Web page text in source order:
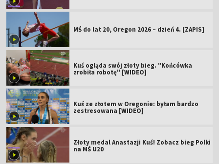
MŚ do lat 20, Oregon 2026 – dzień 4. [ZAPIS]
Kuś ogląda swój złoty bieg. "Końcówka
zrobiła robotę" [WIDEO]
Kuś ze złotem w Oregonie: byłam bardzo
zestresowana [WIDEO]
Złoty medal Anastazji Kuś! Zobacz bieg Polki
na MŚ U20